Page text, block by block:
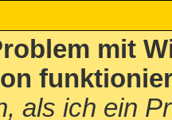
mit
als ich ein